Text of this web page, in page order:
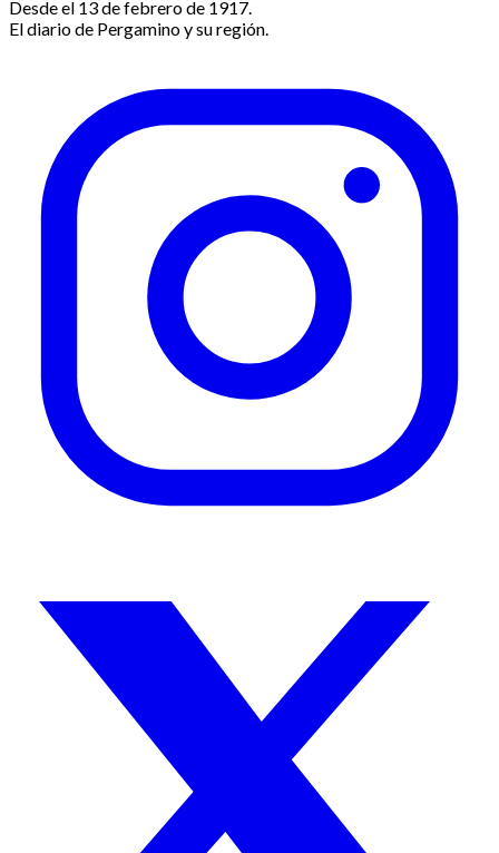
Desde el 13 de febrero de 1917.
El diario de Pergamino y su región.